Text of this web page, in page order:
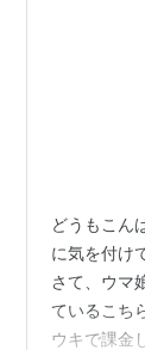
どうもこん
に気を付け
さて、ウマ
ているこち
ウキで課金